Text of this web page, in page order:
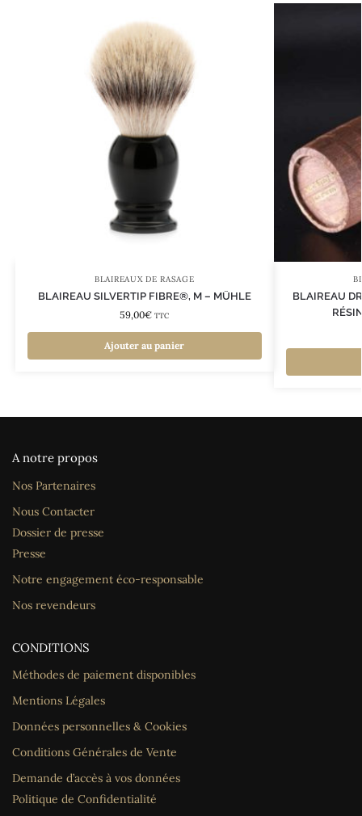
BLAIREAUX DE RASAGE
BLAIREAU SILVERTIP FIBRE®, M – MÜHLE
59,00€ TTC
Ajouter au panier
BLAIREAU
A notre propos
Nos Partenaires
Nous Contacter
Dossier de presse
Presse
Notre engagement éco-responsable
Nos revendeurs
CONDITIONS
Méthodes de paiement disponibles
Mentions Légales
Données personnelles & Cookies
Conditions Générales de Vente
Demande d’accès à vos données
Politique de Confidentialité